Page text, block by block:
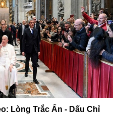
Lòng Trắc Ẩn - Dấu Chỉ